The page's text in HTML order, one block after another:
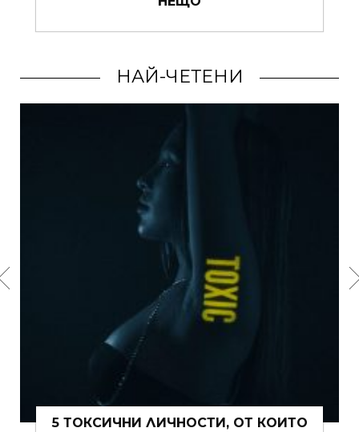
НАЙ-ЧЕТЕНИ
5 ТОКСИЧНИ ЛИЧНОСТИ, ОТ КОИТО